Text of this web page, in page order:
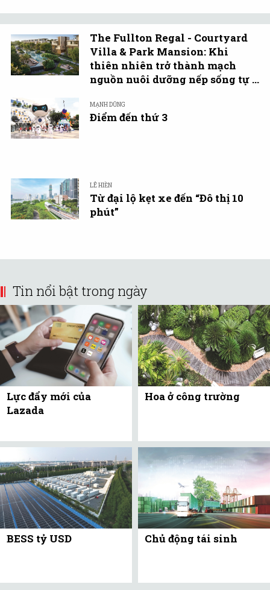
The Fullton Regal - Courtyard
Villa & Park Mansion: Khi
thiên nhiên trở thành mạch
nguồn nuôi dưỡng nếp sống tự ...
MẠNH DŨNG
Điểm đến thứ 3
LÊ HIỀN
Từ đại lộ kẹt xe đến “Đô thị 10
phút”
Tin nổi bật trong ngày
Lực đẩy mới của
Lazada
Hoa ở công trường
BESS tỷ USD Chủ động tái sinh